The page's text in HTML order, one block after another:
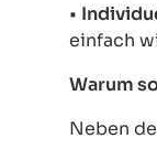
•
einfach
Warum
Neben